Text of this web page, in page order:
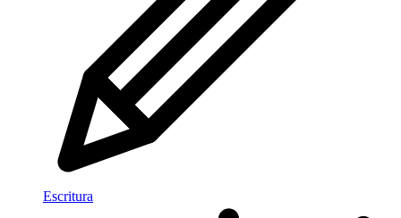
Escritura